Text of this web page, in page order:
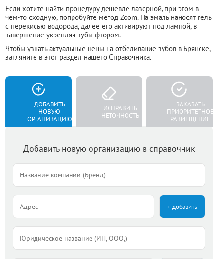
Если хотите найти процедуру дешевле лазерной, при этом в
чем-то сходную, попробуйте метод Zoom. На эмаль наносят гель
с перекисью водорода, далее его активируют под лампой, в
завершение укрепляя зубы фтором.
Чтобы узнать актуальные цены на отбеливание зубов в Брянске,
загляните в этот раздел нашего Справочника.
ДОБАВИТЬ
НОВУЮ
ОРГАНИЗАЦИЮ
ИСПРАВИТЬ
НЕТОЧНОСТЬ
ЗАКАЗАТЬ
ПРИОРИТЕТНОЕ
РАЗМЕЩЕНИЕ
Добавить новую организацию в справочник
+ добавить